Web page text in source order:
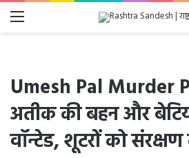
Menu
Umesh Pal Murder
अतीक की बहन और
वॉन्टेड, शूटरों को